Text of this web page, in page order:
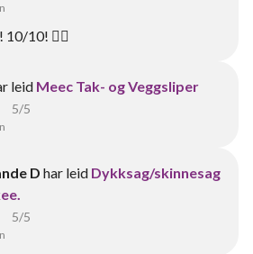
10! 👌🏻
leid Meec Tak- og Veggsliper
5/5
D har leid Dykksag/skinnesag
5/5